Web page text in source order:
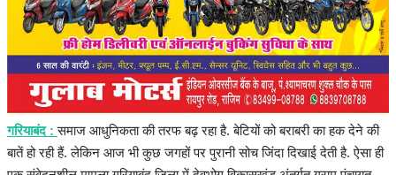
मैगज़ीन की लेख
प्रमुख खबर
हेल्थ
Language
गरियाबंद : समाज आधुनिकता की तरफ बढ़ रहा है. बेटियों को बराबरी का हक देने की
बातें हो रही हैं. लेकिन आज भी कुछ जगहों पर पुरानी सोच जिंदा दिखाई देती है. ऐसा ही